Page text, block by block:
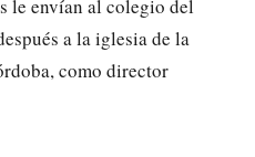
le envían al colegio del
a la iglesia de la
como director